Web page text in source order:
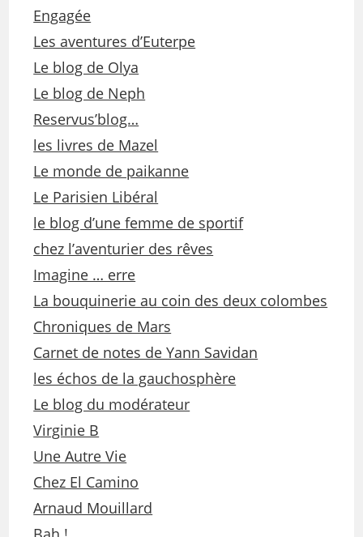
Engagée
Les aventures d’Euterpe
Le blog de Olya
Le blog de Neph
Reservus’blog…
les livres de Mazel
Le monde de paikanne
Le Parisien Libéral
le blog d’une femme de sportif
chez l’aventurier des rêves
Imagine … erre
La bouquinerie au coin des deux colombes
Chroniques de Mars
Carnet de notes de Yann Savidan
les échos de la gauchosphère
Le blog du modérateur
Virginie B
Une Autre Vie
Chez El Camino
Arnaud Mouillard